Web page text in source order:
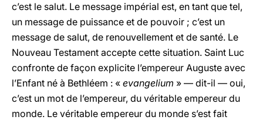
c’est le salut. Le message impérial est, en tant que tel,
un message de puissance et de pouvoir ; c’est un
message de salut, de renouvellement et de santé. Le
Nouveau Testament accepte cette situation. Saint Luc
confronte de façon explicite l’empereur Auguste avec
l’Enfant né à Bethléem : « evangelium » — dit-il — oui,
c’est un mot de l’empereur, du véritable empereur du
monde. Le véritable empereur du monde s’est fait